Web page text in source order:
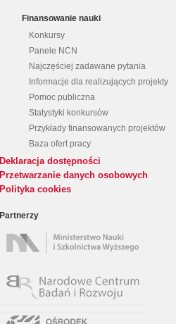
Finansowanie nauki
Konkursy
Panele NCN
Najczęściej zadawane pytania
Informacje dla realizujących projekty
Pomoc publiczna
Statystyki konkursów
Przykłady finansowanych projektów
Baza ofert pracy
Deklaracja dostępności
Przetwarzanie danych osobowych
Polityka cookies
Partnerzy